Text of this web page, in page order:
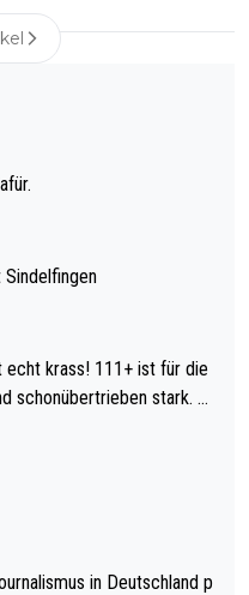
111+ ist für die
stark. U
in Deutschland p